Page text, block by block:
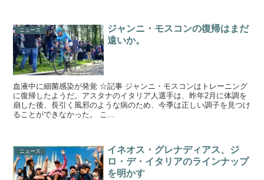
ニュース
ジャンニ・モスコンの復帰はまだ
遠いか。
血液中に細菌感染が発覚 ☆記事 ジャンニ・モスコンはトレーニング
に復帰したようだ。アスタナのイタリア人選手は、昨年2月に体調を
崩した後、長引く風邪のような病のため、今季は正しい調子を見つけ
ることができなかった。 こ...
ニュース
イネオス・グレナディアス、ジ
ロ・デ・イタリアのラインナップ
を明かす